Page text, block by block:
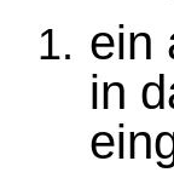
ein
in